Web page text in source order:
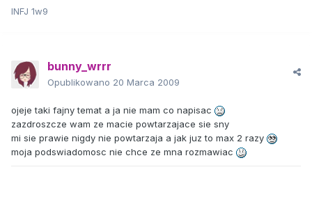
INFJ 1w9
bunny_wrrr
Opublikowano 20 Marca 2009
ojeje taki fajny temat a ja nie mam co napisac
zazdroszcze wam ze macie powtarzajace sie sny
mi sie prawie nigdy nie powtarzaja a jak juz to max 2 razy
moja podswiadomosc nie chce ze mna rozmawiac